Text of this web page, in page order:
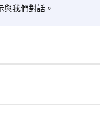
與我們對話。